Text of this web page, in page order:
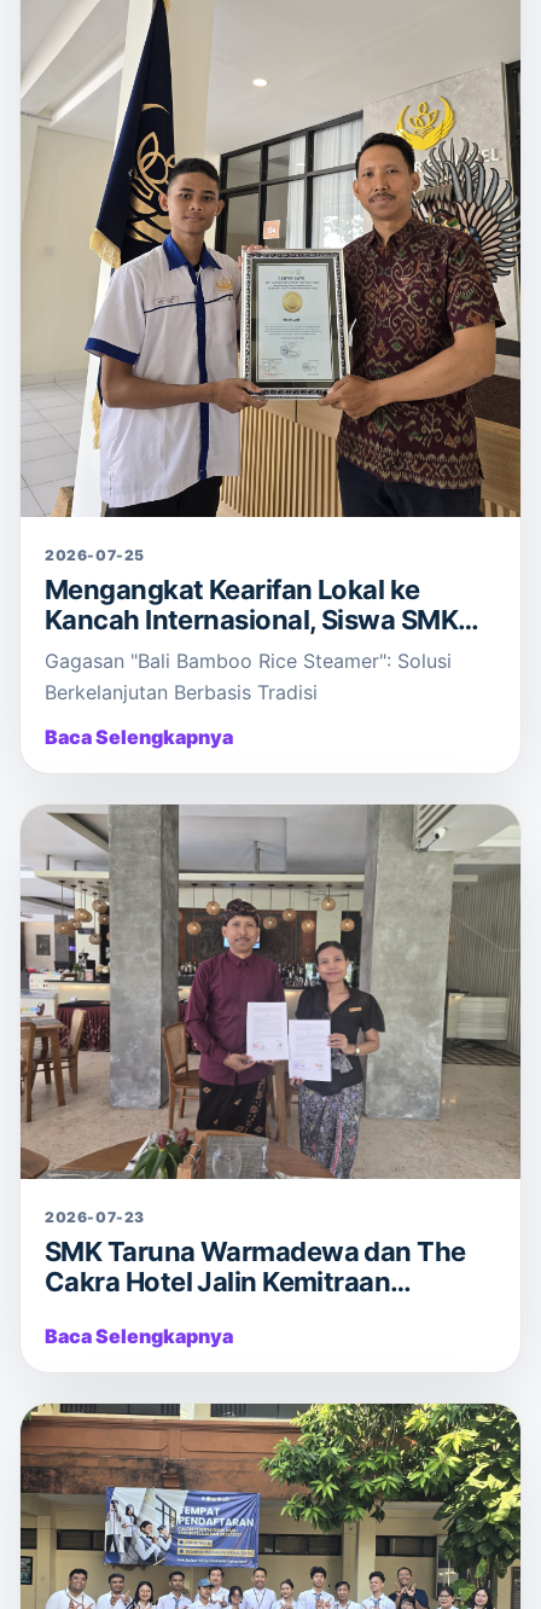
2026-07-25
Mengangkat Kearifan Lokal ke
Kancah Internasional, Siswa SMK
Taruna Warmadewa Raih Juara 1
Lomba Poster ASF VI 2026
Gagasan "Bali Bamboo Rice Steamer": Solusi
Berkelanjutan Berbasis Tradisi
Baca Selengkapnya
2026-07-23
SMK Taruna Warmadewa dan The
Cakra Hotel Jalin Kemitraan
Vokasi Berbasis Industri
Baca Selengkapnya